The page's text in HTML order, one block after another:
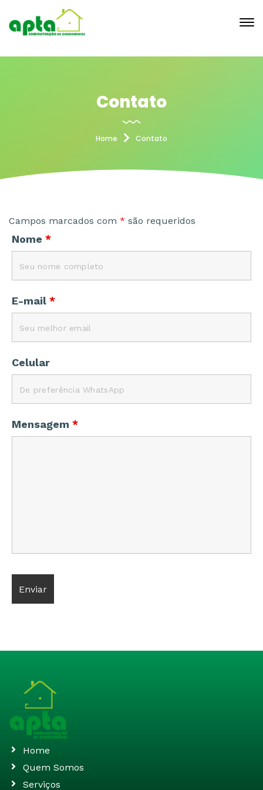
Contato
Home Contato
Campos marcados com * são requeridos
Nome *
E-mail *
Celular
Mensagem *
Home
Quem Somos
Serviços